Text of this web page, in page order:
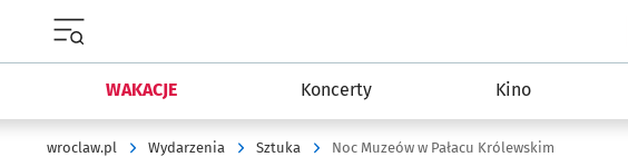
WAKACJE Koncerty Kino
wroclaw.pl Wydarzenia Sztuka Noc Muzeów w Pałacu Królewskim